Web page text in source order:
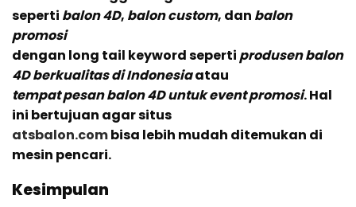
seperti balon 4D, balon custom, dan balon
promosi
dengan long tail keyword seperti produsen balon
4D berkualitas di Indonesiaatau
tempat pesan balon 4D untuk event promosi. Hal
ini bertujuan agar situs
atsbalon.combisa lebih mudah ditemukan di
mesin pencari.
Kesimpulan